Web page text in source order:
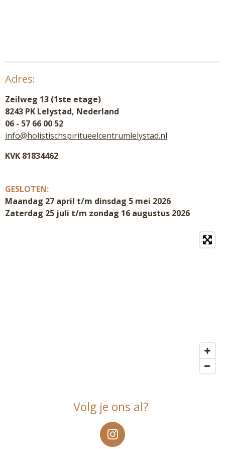
Adres:
Zeilweg 13 (1ste etage)
8243 PK Lelystad, Nederland
06 - 57 66 00 52
info@holistischspiritueelcentrumlelystad.nl
KVK 81834462
GESLOTEN:
Maandag 27 april t/m dinsdag 5 mei 2026
Zaterdag 25 juli t/m zondag 16 augustus 2026
Volg je ons al?
I